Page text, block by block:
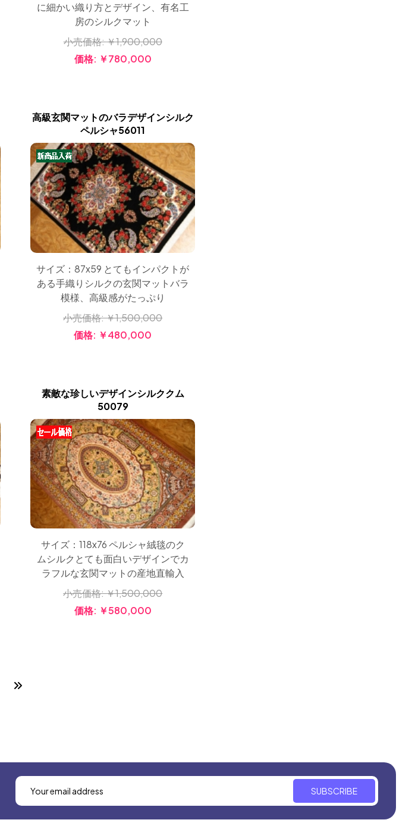
に細かい織り方とデザイン、有名工
房のシルクマット
小売価格:￥1,900,000
価格: ￥780,000
高級玄関マットのバラデザインシルク
ペルシャ56011
サイズ：87x59 とてもインパクトが
ある手織りシルクの玄関マットバラ
模様、高級感がたっぷり
小売価格:￥1,500,000
価格: ￥480,000
素敵な珍しいデザインシルククム
50079
サイズ：118x76 ペルシャ絨毯のク
ムシルクとても面白いデザインでカ
ラフルな玄関マットの産地直輸入
小売価格:￥1,500,000
価格: ￥580,000
SUBSCRIBE